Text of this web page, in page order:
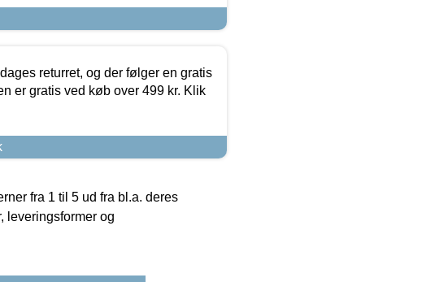
returret, og der følger en gratis
er gratis ved køb over 499 kr. Klik
fra 1 til 5 ud fra bl.a. deres
leveringsformer og